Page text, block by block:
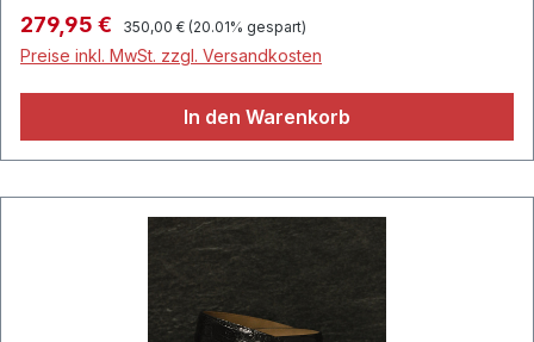
Motiv Kaiman • Gürtelschlaufe aus Metall Motiv
Kaiman • Handgefertigt in Italien / Mailand •
Obermaterial: 100% Caimanleder • Farbe: Verde
Verkaufspreis:
279,95 € Regulärer Preis:
350,00 € (20.01% gespart)
Preise inkl. MwSt. zzgl. Versandkosten
In den Warenkorb